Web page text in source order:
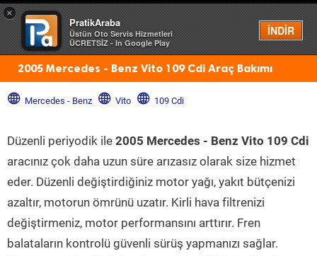
×
PratikAraba
Üstün Oto Servis Hizmetleri
ÜCRETSİZ - In Google Play
İNDİR
Menü
2005 Mercedes - Benz Vito 109 Cdi Araç Bakımı
Mercedes - Benz Vito 109 Cdi
Düzenli periyodik ile 2005 Mercedes - Benz Vito 109 Cdi
aracınız çok daha uzun süre arızasız olarak size hizmet
eder. Düzenli değiştirdiğiniz motor yağı, yakıt bütçenizi
azaltır, motorun ömrünü uzatır. Kirli hava filtrenizi
değiştirmeniz, motor performansını arttırır. Fren
balataların kontrolü güvenli sürüş yapmanızı sağlar.